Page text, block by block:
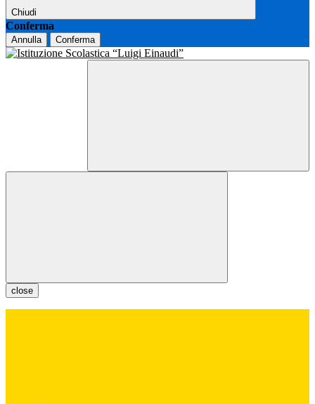
Chiudi
Conferma
Annulla Conferma
close